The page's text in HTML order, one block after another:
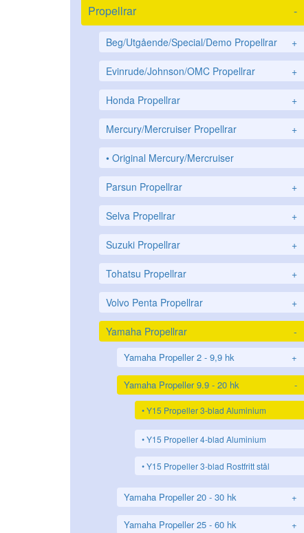
Propellrar -
Beg/Utgående/Special/Demo Propellrar +
Evinrude/Johnson/OMC Propellrar +
Honda Propellrar +
Mercury/Mercruiser Propellrar +
Original Mercury/Mercruiser
Parsun Propellrar +
Selva Propellrar +
Suzuki Propellrar +
Tohatsu Propellrar +
Volvo Penta Propellrar +
Yamaha Propellrar -
Yamaha Propeller 2 - 9,9 hk +
Yamaha Propeller 9.9 - 20 hk -
Y15 Propeller 3-blad Aluminium
Y15 Propeller 4-blad Aluminium
Y15 Propeller 3-blad Rostfritt stål
Yamaha Propeller 20 - 30 hk +
Yamaha Propeller 25 - 60 hk +